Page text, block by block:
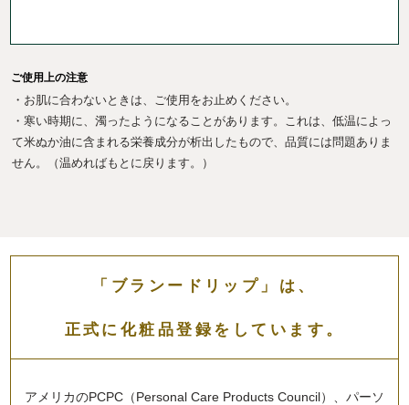
ご使用上の注意
・お肌に合わないときは、ご使用をお止めください。
・寒い時期に、濁ったようになることがあります。これは、低温によっ
て米ぬか油に含まれる栄養成分が析出したもので、品質には問題ありま
せん。（温めればもとに戻ります。）
「ブランードリップ」は、
正式に化粧品登録をしています。
アメリカのPCPC（Personal Care Products Council）、パーソ